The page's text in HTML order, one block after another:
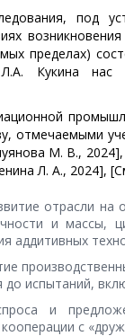
под
пределах)
Кукина нас
отмечаемыми
М. В.,
Л. А., 2024],
отрасли
и массы,
аддитивных
испытаний,
и
с